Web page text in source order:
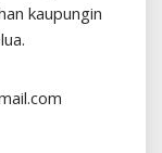
kaupungin